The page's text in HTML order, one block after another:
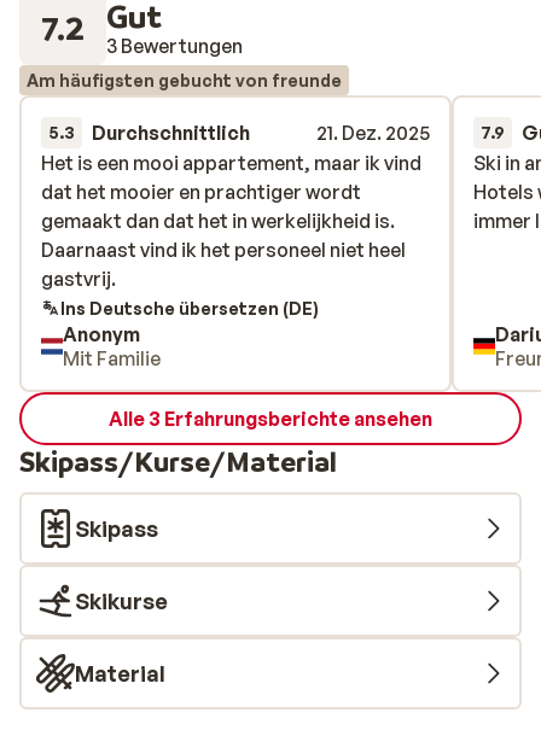
7.2 Gut
3 Bewertungen
Am häufigsten gebucht von freunde
5.3 Durchschnittlich
21. Dez. 2025
Het is een mooi appartement, maar ik vind
dat het mooier en prachtiger wordt
gemaakt dan dat het in werkelijkheid is.
Daarnaast vind ik het personeel niet heel
gastvrij.
Het is een mooi appartement, maar ik vind
dat het mooier en prachtiger wordt
gemaakt dan dat het in werkelijkheid is.
Daarnaast vind ik het personeel niet heel
gastvrij.
Ins Deutsche übersetzen (DE)
Anonym
Mit Familie
7.9
Ski in
Hotels
immer
Ski in
Hotels
immer
Alle 3 Erfahrungsberichte ansehen
Skipass/Kurse/Material
Skipass
Skikurse
Material